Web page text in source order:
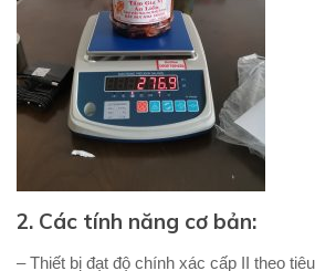
2. Các tính năng cơ bản:
– Thiết bị đạt độ chính xác cấp II theo